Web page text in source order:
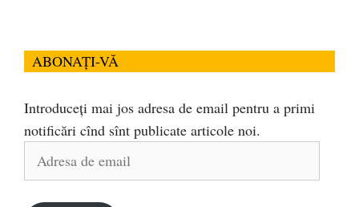
ABONAȚI-VĂ
Introduceți mai jos adresa de email pentru a primi
notificări cînd sînt publicate articole noi.
Adresa